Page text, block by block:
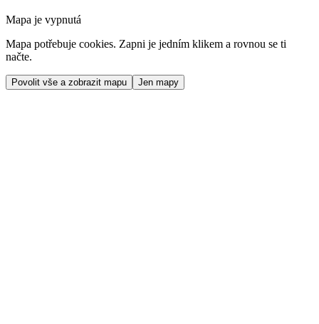
Mapa je vypnutá
Mapa potřebuje cookies. Zapni je jedním klikem a rovnou se ti
načte.
Povolit vše a zobrazit mapu Jen mapy